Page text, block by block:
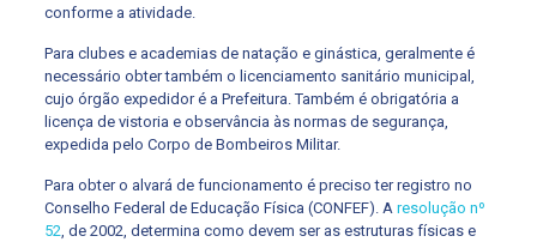
conforme a atividade.
Para clubes e academias de natação e ginástica, geralmente é
necessário obter também o licenciamento sanitário municipal,
cujo órgão expedidor é a Prefeitura. Também é obrigatória a
licença de vistoria e observância às normas de segurança,
expedida pelo Corpo de Bombeiros Militar.
Para obter o alvará de funcionamento é preciso ter registro no
Conselho Federal de Educação Física (CONFEF). A resolução nº
52 , de 2002, determina como devem ser as estruturas físicas e